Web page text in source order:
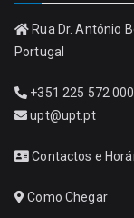
Rua Dr. António
Portugal
+351 225 572 000
upt@upt.pt
Contactos e
Como Chegar